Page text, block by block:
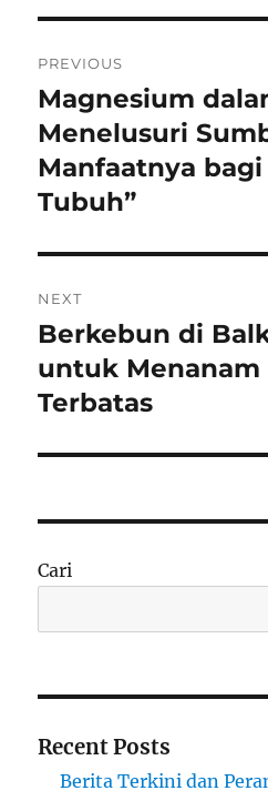
pos
PREVIOUS
Previous
post:
Magnesium
Menelusuri
Manfaatnya
Tubuh”
NEXT
Next
post:
Berkebun di
untuk Menanam
Terbatas
Cari
Recent Posts
Berita Terkini dan